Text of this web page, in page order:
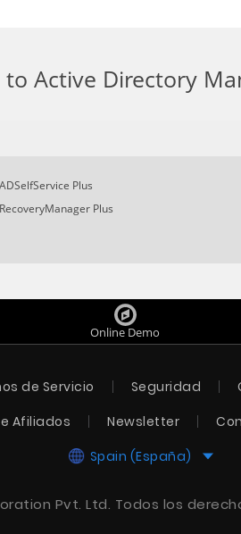
Active Directory
ADSelfService Plus
RecoveryManager Plus
Online Demo
de Servicio Seguridad
Afiliados Newsletter
Spain (España)
Pvt. Ltd. Todos los